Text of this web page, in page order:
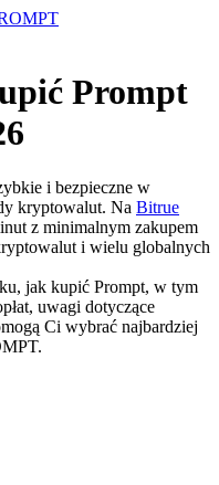
USDT jako zabezpieczenie
Prompt
i bezpieczne w
kryptowalut. Na Bitrue
z minimalnym zakupem
i wielu globalnych
jak kupić Prompt, w tym
uwagi dotyczące
Ci wybrać najbardziej